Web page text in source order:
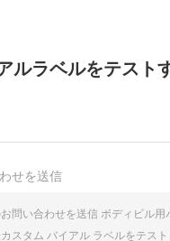
ルラベルをテスト
せを送信